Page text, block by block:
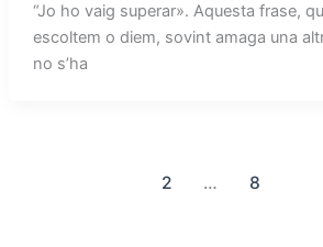
“Jo ho vaig superar». Aquesta frase,
escoltem o diem, sovint amaga una
no s’ha
2 … 8